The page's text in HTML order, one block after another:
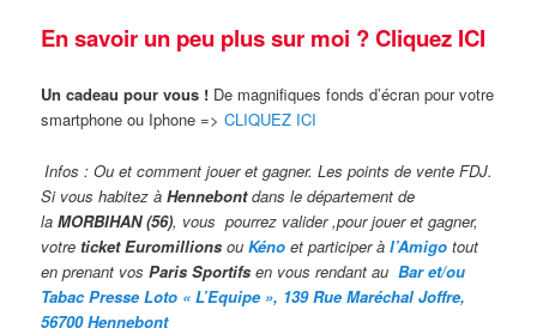
En savoir un peu plus sur moi ? Cliquez ICI
Un cadeau pour vous ! De magnifiques fonds d’écran pour votre
smartphone ou Iphone =>CLIQUEZ ICI
Infos : Ou et comment jouer et gagner. Les points de vente FDJ.
Si vous habitez àHennebontdans le département de
laMORBIHAN (56), vous pourrez valider ,pour jouer et gagner,
votre ticket Euromillions ouKéno et participer àl’Amigo tout
en prenant vosParis Sportifs en vous rendant au Bar et/ou
Tabac Presse Loto « L’Equipe », 139 Rue Maréchal Joffre,
56700 Hennebont